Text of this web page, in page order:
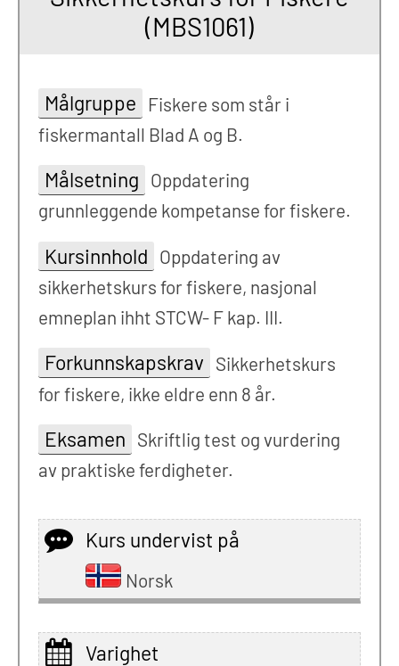
(MBS1061)
Målgruppe
Fiskere som står i
fiskermantall Blad A og B.
Målsetning Oppdatering
grunnleggende kompetanse for fiskere.
Kursinnhold Oppdatering av
sikkerhetskurs for fiskere, nasjonal
emneplan ihht STCW- F kap. III.
Forkunnskapskrav Sikkerhetskurs
for fiskere, ikke eldre enn 8 år.
Eksamen Skriftlig test og vurdering
av praktiske ferdigheter.
Kurs undervist på
Norsk
Varighet